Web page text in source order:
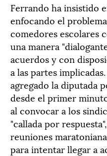
Ferrando ha insistido
enfocando el
comedores escolares
una manera
acuerdos y con
a las partes
agregado la diputada
desde el primer
al convocar a los
"callada por
reuniones
para intentar llegar a